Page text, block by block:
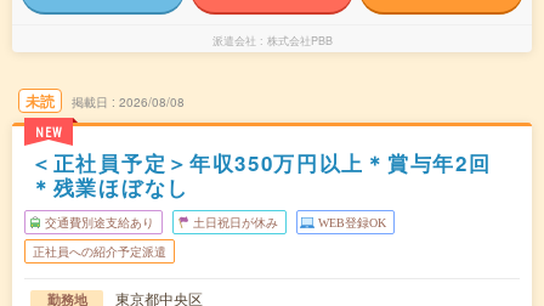
派遣会社 株式会社PBB
未読
NEW
掲載日 2026/08/08
＜正社員予定＞年収350万円以上＊賞与年2回
＊残業ほぼなし
交通費別途支給あり 土日祝日が休み WEB登録OK
正社員への紹介予定派遣
勤務地
東京都中央区